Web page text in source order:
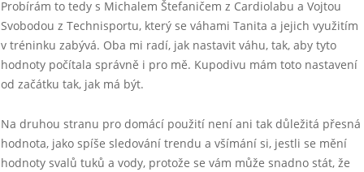
Probírám to tedy s Michalem Štefaničem z Cardiolabu a Vojtou
Svobodou z Technisportu, který se váhami Tanita a jejich využitím
v tréninku zabývá. Oba mi radí, jak nastavit váhu, tak, aby tyto
hodnoty počítala správně i pro mě. Kupodivu mám toto nastavení
od začátku tak, jak má být.
Na druhou stranu pro domácí použití není ani tak důležitá přesná
hodnota, jako spíše sledování trendu a všímání si, jestli se mění
hodnoty svalů tuků a vody, protože se vám může snadno stát, že